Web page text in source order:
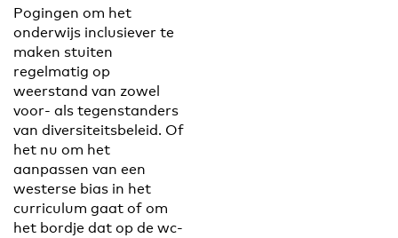
Pogingen om het
onderwijs inclusiever te
maken stuiten
regelmatig op
weerstand van zowel
voor- als tegenstanders
van diversiteitsbeleid. Of
het nu om het
aanpassen van een
westerse bias in het
curriculum gaat of om
het bordje dat op de wc-